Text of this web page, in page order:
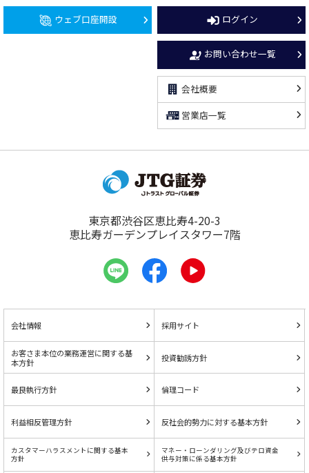
ウェブ口座開設 ログイン
お問い合わせ一覧
会社概要
営業店一覧
東京都渋谷区恵比寿4-20-3
恵比寿ガーデンプレイスタワー7階
会社情報 採用サイト
お客さま本位の業務運営に関する基
本方針
投資勧誘方針
最良執行方針 倫理コード
利益相反管理方針 反社会的勢力に対する基本方針
カスタマーハラスメントに関する基本
方針
マネー・ローンダリング及びテロ資金
供与対策に係る基本方針